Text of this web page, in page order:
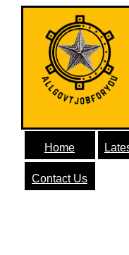
Home
Contact Us